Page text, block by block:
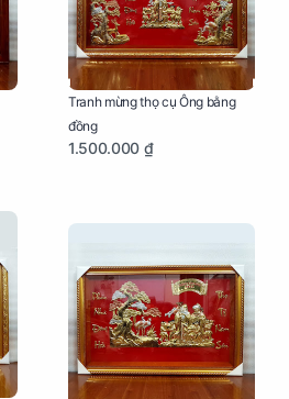
Tranh mừng thọ cụ Ông bằng
đồng
1.500.000 ₫